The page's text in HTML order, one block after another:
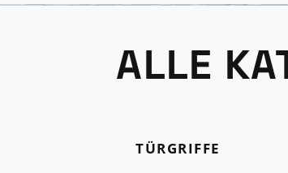
ALLE
TÜRGRIFFE